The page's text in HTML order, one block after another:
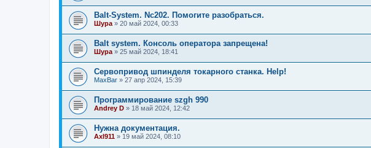
Balt-System. Nc202. Помогите разобраться.
Шура » 20 май 2024, 00:33
Balt system. Консоль оператора запрещена!
Шура » 25 май 2024, 18:41
Сервопривод шпинделя токарного станка. Help!
MaxBar » 27 апр 2024, 15:39
Программирование szgh 990
Andrey D » 18 май 2024, 12:42
Нужна документация.
Axl911 » 19 май 2024, 08:10